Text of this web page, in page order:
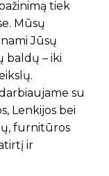
tiek
Mūsų
Jūsų
baldų – iki
su
Lenkijos bei
furnitūros
ir